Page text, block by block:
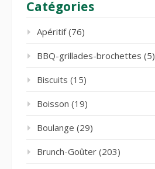
Catégories
Apéritif(76)
BBQ-grillades-brochettes (5)
Biscuits (15)
Boisson (19)
Boulange (29)
Brunch-Goûter (203)